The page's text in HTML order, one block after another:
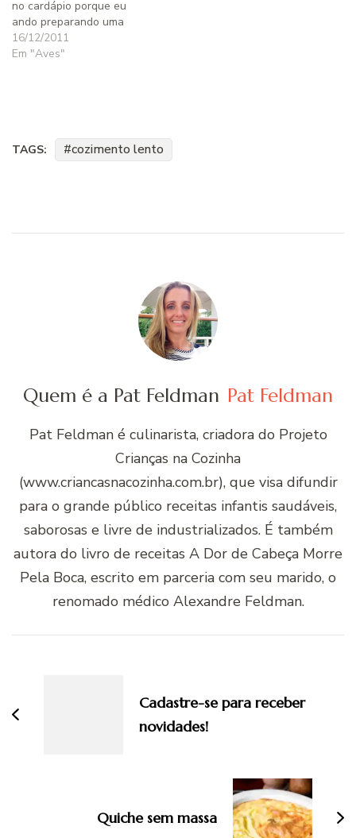
no cardápio porque eu
ando preparando uma
quantidade maior de caldo
de frango para atender às
16/12/2011
Em "Aves"
TAGS: cozimento lento
Quem é a Pat Feldman Pat Feldman
Pat Feldman é culinarista, criadora do Projeto
Crianças na Cozinha
(www.criancasnacozinha.com.br), que visa difundir
para o grande público receitas infantis saudáveis,
saborosas e livre de industrializados. É também
autora do livro de receitas A Dor de Cabeça Morre
Pela Boca, escrito em parceria com seu marido, o
renomado médico Alexandre Feldman.
Cadastre-se para receber
novidades!
Quiche sem massa